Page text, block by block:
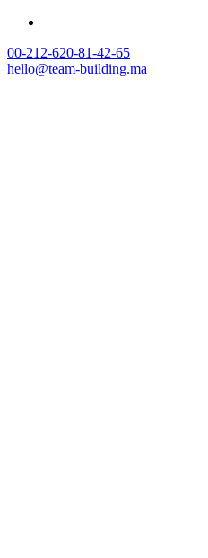
00-212-620-81-42-65
hello@team-building.ma